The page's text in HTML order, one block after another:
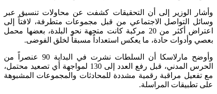
وأشار الوزير إلى أن التحقيقات كشفت عن محاولات تنسيق عبر
وسائل التواصل الاجتماعي من قبل مجموعات متطرفة، لافتاً إلى
اعتراض أكثر من 20 مركبة كانت متجهة نحو البلدة، بعضها محمل
بعصي وأدوات حادة، ما يعكس استعداداً مسبقاً لخلق الفوضى.
وأوضح مارلاسكا أن السلطات نشرت في البداية 90 عنصراً من
الحرس المدني، قبل رفع العدد إلى 130 لمواجهة أي تصعيد محتمل،
مع تفعيل مراقبة رقمية مشددة للمحادثات والمجموعات المشبوهة
على تطبيقات المراسلة.